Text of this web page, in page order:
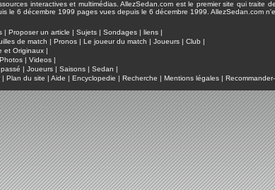
interactives et multimédias. AllezSedan.com est le premier site qui
pages vues depuis le 6 décembre 1999. AllezSedan.com
| Proposer un article | Sujets | Sondages | liens |
de match | Pronos | Le joueur du match | Joueurs | Club |
et Originaux |
Photos | Videos |
| Joueurs | Saisons | Sedan |
| Plan du site | Aide | Encyclopedie | Recherche | Mentions légales |